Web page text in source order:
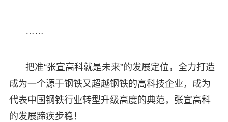
……
把准“张宣高科就是未来”的发展定位，全力打造
成为一个源于钢铁又超越钢铁的高科技企业，成为
代表中国钢铁行业转型升级高度的典范，张宣高科
的发展蹄疾步稳！